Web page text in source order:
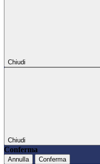
Chiudi
Chiudi
Conferma
Annulla Conferma